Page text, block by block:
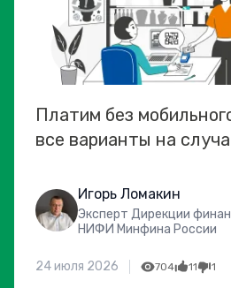
Платим без
все варианты на
Игорь Ломакин
Эксперт Дирекции
НИФИ Минфина России
24 июля 2026 704 11 1